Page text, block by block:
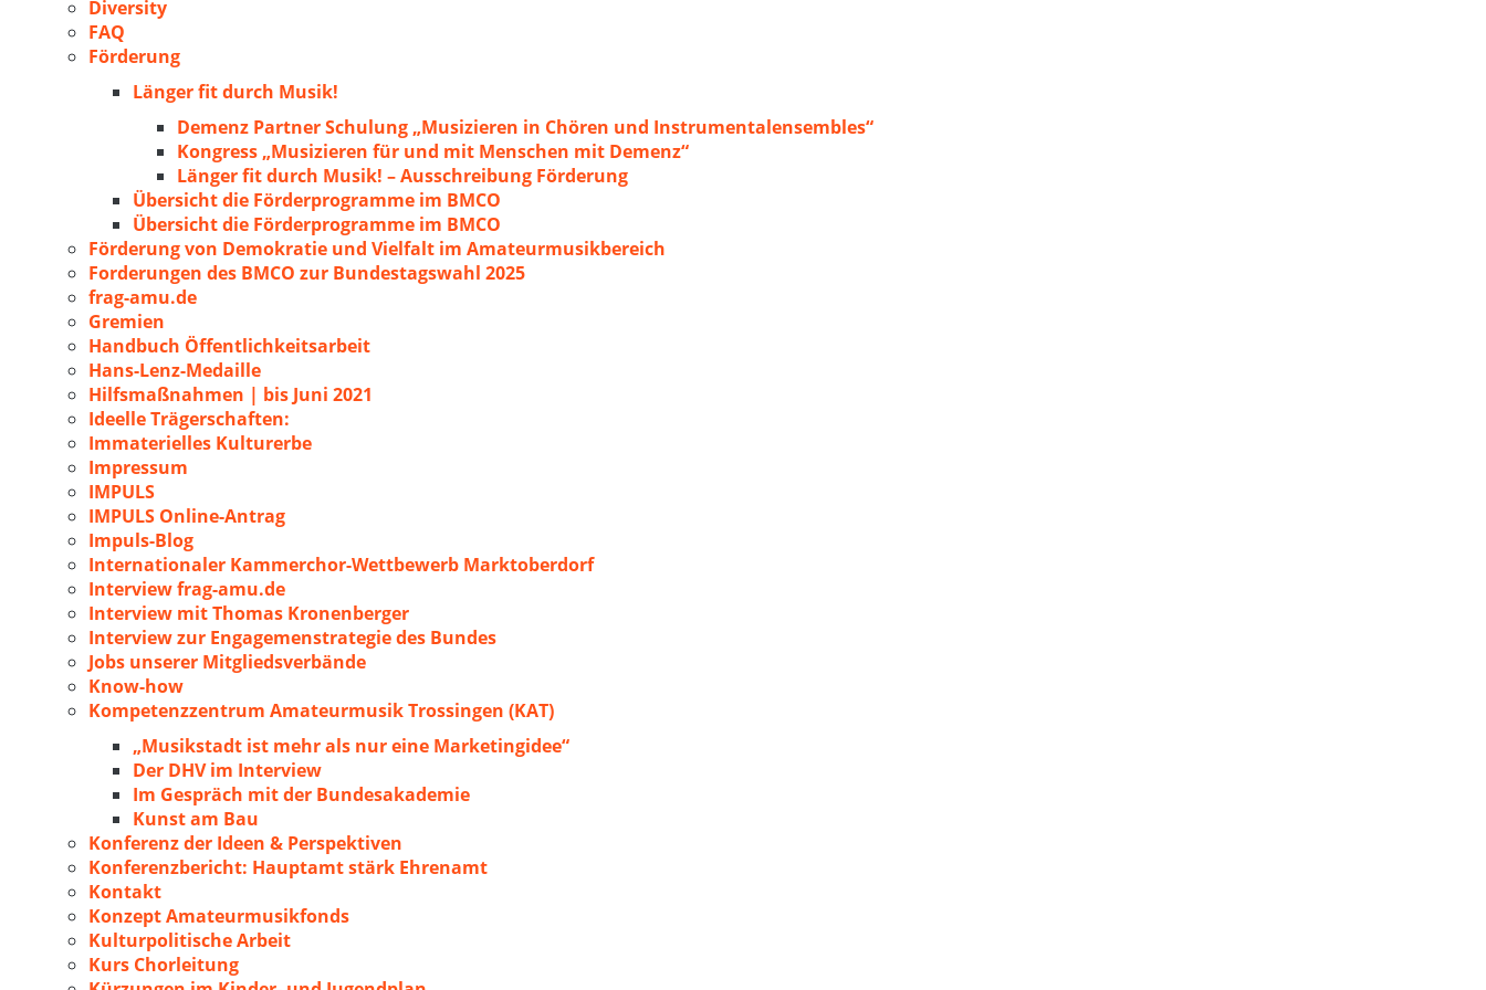
Diversity
FAQ
Förderung
Länger fit durch Musik!
Demenz Partner Schulung „Musizieren in Chören und Instrumentalensembles“
Kongress „Musizieren für und mit Menschen mit Demenz“
Länger fit durch Musik! – Ausschreibung Förderung
Übersicht die Förderprogramme im BMCO
Übersicht die Förderprogramme im BMCO
Förderung von Demokratie und Vielfalt im Amateurmusikbereich
Forderungen des BMCO zur Bundestagswahl 2025
frag-amu.de
Gremien
Handbuch Öffentlichkeitsarbeit
Hans-Lenz-Medaille
Hilfsmaßnahmen | bis Juni 2021
Ideelle Trägerschaften:
Immaterielles Kulturerbe
Impressum
IMPULS
IMPULS Online-Antrag
Impuls-Blog
Internationaler Kammerchor-Wettbewerb Marktoberdorf
Interview frag-amu.de
Interview mit Thomas Kronenberger
Interview zur Engagemenstrategie des Bundes
Jobs unserer Mitgliedsverbände
Know-how
Kompetenzzentrum Amateurmusik Trossingen (KAT)
„Musikstadt ist mehr als nur eine Marketingidee“
Der DHV im Interview
Im Gespräch mit der Bundesakademie
Kunst am Bau
Konferenz der Ideen & Perspektiven
Konferenzbericht: Hauptamt stärk Ehrenamt
Kontakt
Konzept Amateurmusikfonds
Kulturpolitische Arbeit
Kurs Chorleitung